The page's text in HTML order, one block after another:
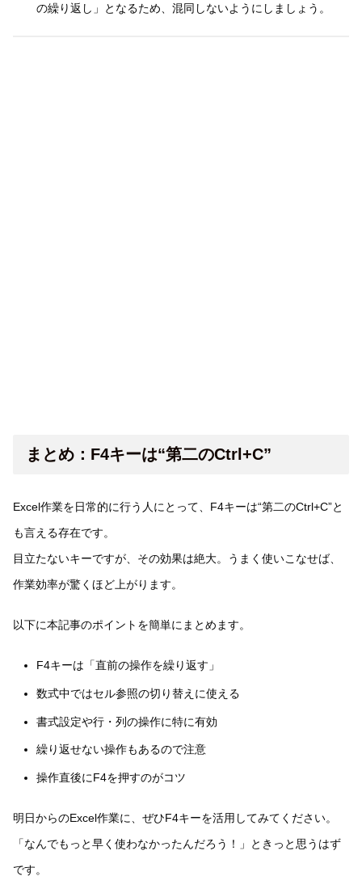
の繰り返し」となるため、混同しないようにしましょう。
まとめ：F4キーは“第二のCtrl+C”
Excel作業を日常的に行う人にとって、F4キーは“第二のCtrl+C”と
も言える存在です。
目立たないキーですが、その効果は絶大。うまく使いこなせば、
作業効率が驚くほど上がります。
以下に本記事のポイントを簡単にまとめます。
F4キーは「直前の操作を繰り返す」
数式中ではセル参照の切り替えに使える
書式設定や行・列の操作に特に有効
繰り返せない操作もあるので注意
操作直後にF4を押すのがコツ
明日からのExcel作業に、ぜひF4キーを活用してみてください。
「なんでもっと早く使わなかったんだろう！」ときっと思うはず
です。